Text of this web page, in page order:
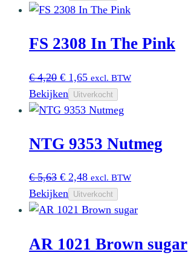
was:
is:
FS 2308 In The Pink
€4,20 Oorspronkelijke
prijs
was:
€ 1,65Huidige
prijs
is:
excl. BTW
Bekijken Uitverkocht
NTG 9353 Nutmeg
€5,63 Oorspronkelijke
prijs
was:
€ 2,48Huidige
prijs
is:
excl. BTW
Bekijken Uitverkocht
AR 1021 Brown sugar